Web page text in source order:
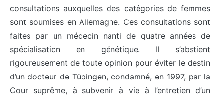
consultations auxquelles des catégories de femmes
sont soumises en Allemagne. Ces consultations sont
faites par un médecin nanti de quatre années de
spécialisation en génétique. Il s’abstient
rigoureusement de toute opinion pour éviter le destin
d’un docteur de Tübingen, condamné, en 1997, par la
Cour suprême, à subvenir à vie à l’entretien d’un